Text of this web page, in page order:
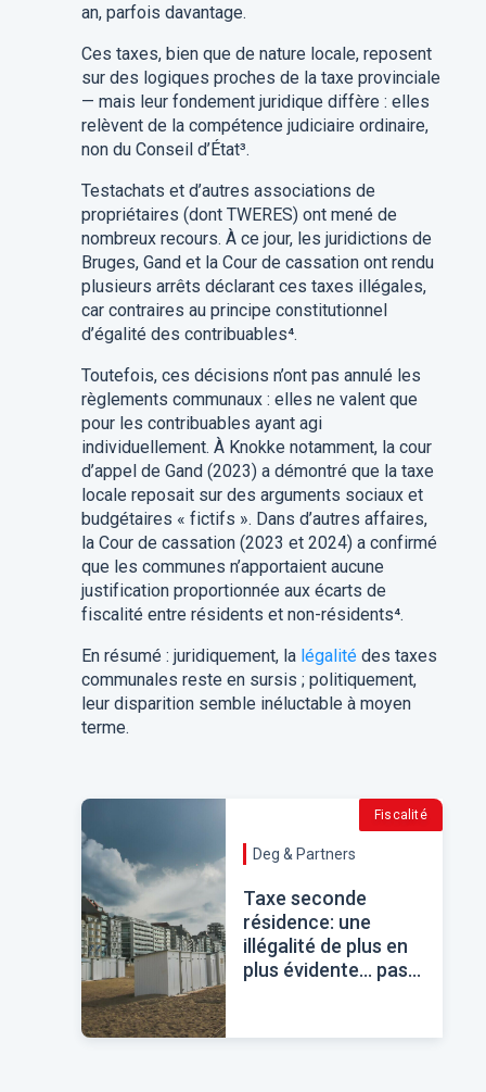
an, parfois davantage.
Ces taxes, bien que de nature locale, reposent
sur des logiques proches de la taxe provinciale
— mais leur fondement juridique diffère : elles
relèvent de la compétence judiciaire ordinaire,
non du Conseil d’État³.
Testachats et d’autres associations de
propriétaires (dont TWERES) ont mené de
nombreux recours. À ce jour, les juridictions de
Bruges, Gand et la Cour de cassation ont rendu
plusieurs arrêts déclarant ces taxes illégales,
car contraires au principe constitutionnel
d’égalité des contribuables⁴.
Toutefois, ces décisions n’ont pas annulé les
règlements communaux : elles ne valent que
pour les contribuables ayant agi
individuellement. À Knokke notamment, la cour
d’appel de Gand (2023) a démontré que la taxe
locale reposait sur des arguments sociaux et
budgétaires « fictifs ». Dans d’autres affaires,
la Cour de cassation (2023 et 2024) a confirmé
que les communes n’apportaient aucune
justification proportionnée aux écarts de
fiscalité entre résidents et non-résidents⁴.
En résumé : juridiquement, la légalitédes taxes
communales reste en sursis ; politiquement,
leur disparition semble inéluctable à moyen
terme.
Fiscalité
Deg & Partners
Taxe seconde
résidence: une
illégalité de plus en
plus évidente… pas